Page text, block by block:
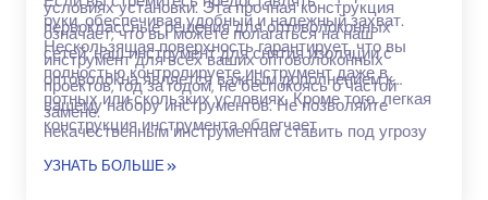
условиях установки. Эта прочная конструкция
означает, что вы можете полагаться на наш
инструмент для всех ваших оптоволоконных
проектов, год за годом, не беспокоясь о частой
замене.
руки, обеспечивая удобный и надежный захват.
Нескользящая поверхность гарантирует, что вы
полностью контролируете инструмент даже в
потных или скользких условиях. Кроме того, легкая
конструкция инструмента облегчает
длительном использовании. Этот эргономичный
первоклассные решения для оптоволоконных
сетей, наш инструмент для снятия изоляции с
оптоволокна является важным дополнением к
вашему набору инструментов. Не позволяйте
некачественным инструментам ставить под угрозу
качество вашей работы. Инвестируйте в наш
УЗНАТЬ БОЛЬШЕ